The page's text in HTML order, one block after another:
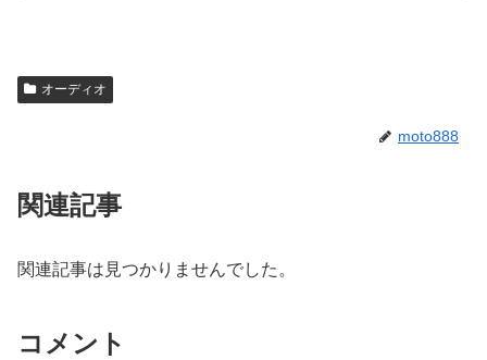
オーディオ
moto888
関連記事
関連記事は見つかりませんでした。
コメント